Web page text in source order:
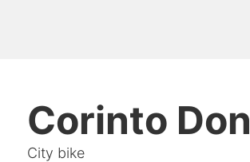
Corinto
City bike